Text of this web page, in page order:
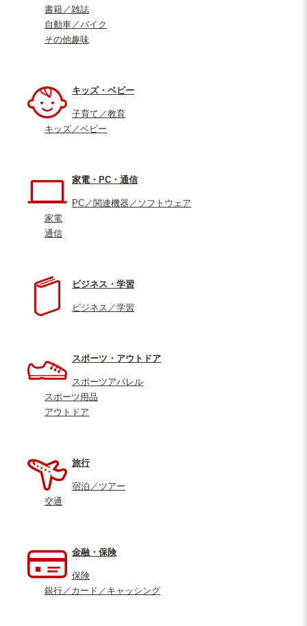
書籍／雑誌
自動車／バイク
その他趣味
キッズ・ベビー
子育て／教育
キッズ／ベビー
家電・PC・通信
PC／関連機器／ソフトウェア
家電
通信
ビジネス・学習
ビジネス／学習
スポーツ・アウトドア
スポーツアパレル
スポーツ用品
アウトドア
旅行
宿泊／ツアー
交通
金融・保険
保険
銀行／カード／キャッシング